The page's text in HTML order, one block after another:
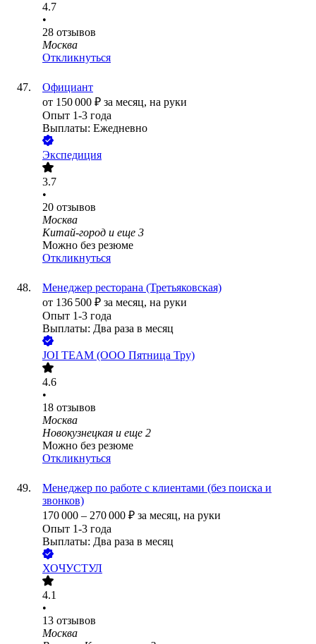
4.7
•
28 отзывов
Москва
Откликнуться
Официант
от 150 000 ₽ за месяц, на руки
Опыт 1-3 года
Выплаты: Ежедневно
Экспедиция
3.7
•
20 отзывов
Москва
Китай-город и еще 3
Можно без резюме
Откликнуться
Менеджер ресторана (Третьяковская)
от 136 500 ₽ за месяц, на руки
Опыт 1-3 года
Выплаты: Два раза в месяц
JOI TEAM (ООО Пятница Тру)
4.6
•
18 отзывов
Москва
Новокузнецкая и еще 2
Можно без резюме
Откликнуться
Менеджер по работе с клиентами (без поиска и
звонков)
170 000 – 270 000 ₽ за месяц, на руки
Опыт 1-3 года
Выплаты: Два раза в месяц
ХОЧУСТУЛ
4.1
•
13 отзывов
Москва